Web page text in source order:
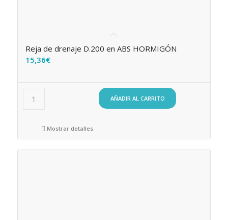
Reja de drenaje D.200 en ABS HORMIGÓN
15,36€
AÑADIR AL CARRITO
Mostrar detalles